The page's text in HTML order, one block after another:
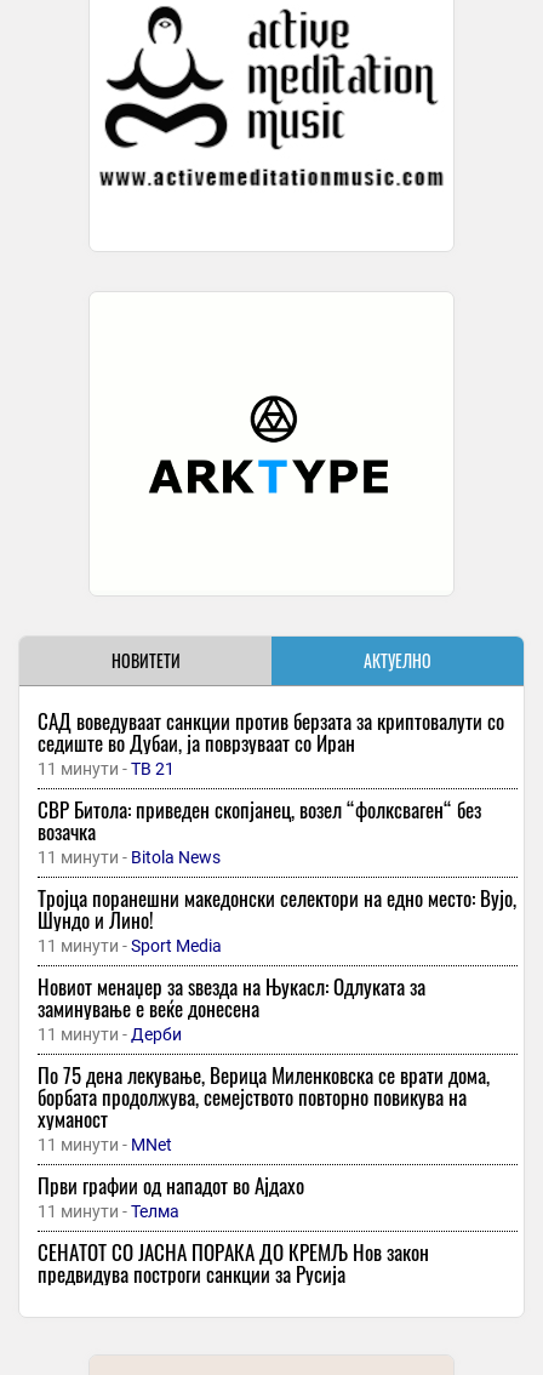
НОВИТЕТИ АКТУЕЛНО
САД воведуваат санкции против берзата за криптовалути со
седиште во Дубаи, ја поврзуваат со Иран
11 минути -ТВ 21
СВР Битола: приведен скопјанец, возел “фолксваген“ без
возачка
11 минути - Bitola News
Тројца поранешни македонски селектори на едно место: Вујо,
Шундо и Лино!
11 минути -Sport Media
Новиот менаџер за ѕвезда на Њукасл: Одлуката за
заминување е веќе донесена
11 минути - Дерби
По 75 дена лекување, Верица Миленковска се врати дома,
борбата продолжува, семејството повторно повикува на
хуманост
11 минути - MNet
Први графии од нападот во Ајдахо
11 минути -Телма
СЕНАТОТ СО ЈАСНА ПОРАКА ДО КРЕМЉ Нов закон
предвидува построги санкции за Русија